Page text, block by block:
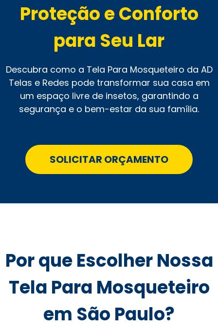
Proteção e Conforto
para Seu Lar
Descubra como a Tela Para Mosqueteiro da AD
Telas e Redes pode transformar sua casa em
um espaço livre de insetos, garantindo a
segurança e o bem-estar da sua família.
SOLICITAR ORÇAMENTO
Por que Escolher Nossa
Tela Para Mosqueteiro
em São Paulo?